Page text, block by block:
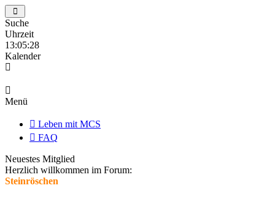
Suche
Uhrzeit
13:05:29
Kalender
Menü
Leben mit MCS
FAQ
Neuestes Mitglied
Herzlich willkommen im Forum:
Steinröschen